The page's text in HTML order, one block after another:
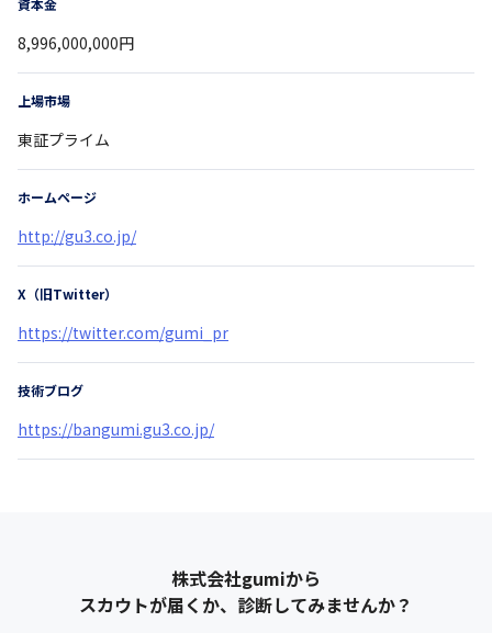
8,996,000,000円
上場市場
東証プライム
ホームページ
http://gu3.co.jp/
X（旧Twitter）
https://twitter.com/gumi_pr
技術ブログ
https://bangumi.gu3.co.jp/
株式会社gumiから
スカウトが届くか、診断してみませんか？